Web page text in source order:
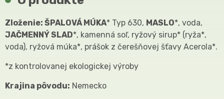
Zloženie: ŠPALOVÁ MÚKA* Typ 630, MASLO*, voda,
JAČMENNÝ SLAD*, kamenná soľ, ryžový sirup* (ryža*,
voda), ryžová múka*, prášok z čerešňovej šťavy Acerola*.
*z kontrolovanej ekologickej výroby
Krajina pôvodu: Nemecko